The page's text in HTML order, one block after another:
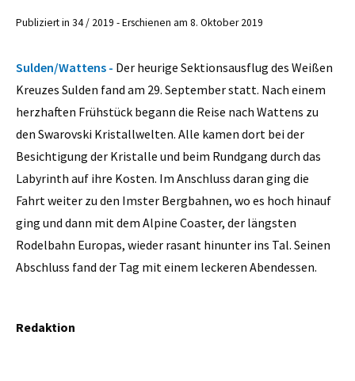
Publiziert in 34 / 2019 - Erschienen am 8. Oktober 2019
Sulden/Wattens - Der heurige Sektionsausflug des Weißen
Kreuzes Sulden fand am 29. September statt. Nach einem
herzhaften Frühstück begann die Reise nach Wattens zu
den Swarovski Kristallwelten. Alle kamen dort bei der
Besichtigung der Kristalle und beim Rundgang durch das
Labyrinth auf ihre Kosten. Im Anschluss daran ging die
Fahrt weiter zu den Imster Bergbahnen, wo es hoch hinauf
ging und dann mit dem Alpine Coaster, der längsten
Rodelbahn Europas, wieder rasant hinunter ins Tal. Seinen
Abschluss fand der Tag mit einem leckeren Abendessen.
Redaktion